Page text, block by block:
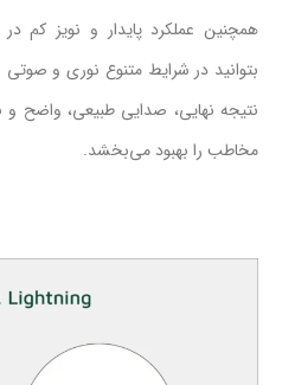
همچنین عملکرد پایدار و نویز کم
بتوانید در شرایط متنوع نوری و
نتیجه نهایی، صدایی طبیعی،
مخاطب را بهبود می‌بخشد.